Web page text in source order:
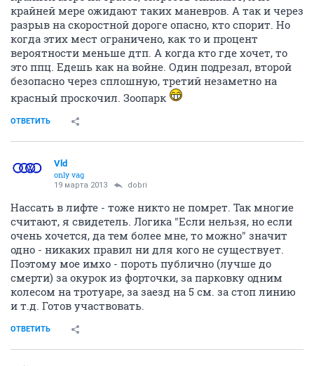
крайней мере ожидают таких маневров. А так и через
разрыв на скоростной дороге опасно, кто спорит. Но
когда этих мест ограничено, как то и процент
вероятности меньше дтп. А когда кто где хочет, то
это ппц. Едешь как на войне. Один подрезал, второй
безопасно через сплошную, третий незаметно на
красный проскочил. Зоопарк
ОТВЕТИТЬ
Vld
only vag
19 марта 2013 dobri
Нассать в лифте - тоже никто не помрет. Так многие
считают, я свидетель. Логика "Если нельзя, но если
очень хочется, да тем более мне, то можно" значит
одно - никаких правил ни для кого не существует.
Поэтому мое имхо - пороть публично (лучше до
смерти) за окурок из форточки, за парковку одним
колесом на тротуаре, за заезд на 5 см. за стоп линию
и т.д. Готов участвовать.
ОТВЕТИТЬ